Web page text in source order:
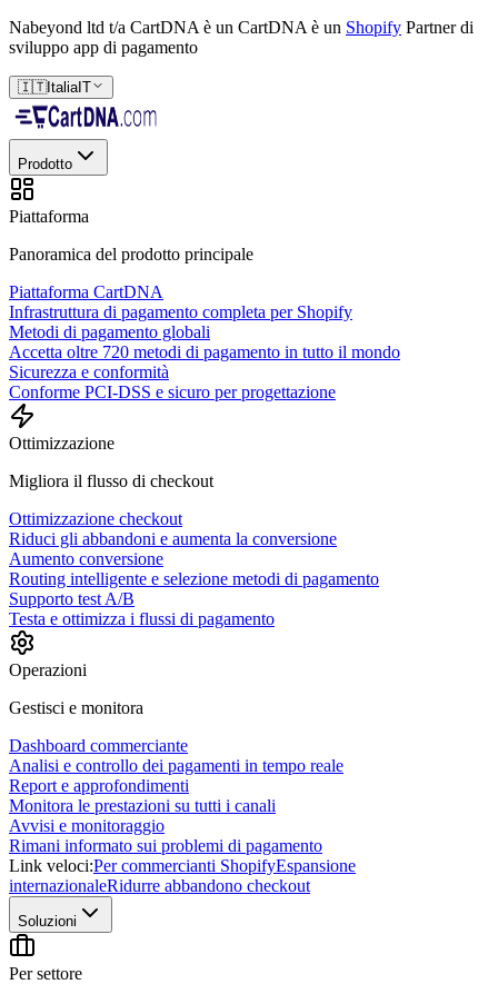
Nabeyond ltd t/a CartDNA è un CartDNA è un Shopify Partner di
sviluppo app di pagamento
🇮🇹ItaliaIT
Prodotto
Piattaforma
Panoramica del prodotto principale
Piattaforma CartDNA
Infrastruttura di pagamento completa per Shopify
Metodi di pagamento globali
Accetta oltre 720 metodi di pagamento in tutto il mondo
Sicurezza e conformità
Conforme PCI-DSS e sicuro per progettazione
Ottimizzazione
Migliora il flusso di checkout
Ottimizzazione checkout
Riduci gli abbandoni e aumenta la conversione
Aumento conversione
Routing intelligente e selezione metodi di pagamento
Supporto test A/B
Testa e ottimizza i flussi di pagamento
Operazioni
Gestisci e monitora
Dashboard commerciante
Analisi e controllo dei pagamenti in tempo reale
Report e approfondimenti
Monitora le prestazioni su tutti i canali
Avvisi e monitoraggio
Rimani informato sui problemi di pagamento
Link veloci:Per commercianti ShopifyEspansione
internazionaleRidurre abbandono checkout
Soluzioni
Per settore